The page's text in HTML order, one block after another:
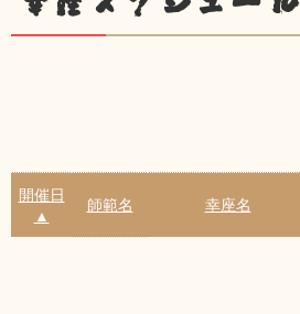
開催日
▲
師範名 幸座名